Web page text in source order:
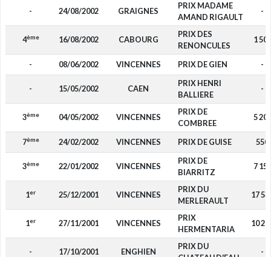
- 24/08/2002 GRAIGNES
PRIX MADAME
AMAND RIGAULT
-
4ème 16/08/2002 CABOURG
PRIX DES
RENONCULES
1 500
- 08/06/2002 VINCENNES PRIX DE GIEN -
- 15/05/2002 CAEN
PRIX HENRI
BALLIERE
-
3ème 04/05/2002 VINCENNES
PRIX DE
COMBREE
5 200
7ème 24/02/2002 VINCENNES PRIX DE GUISE 550
3ème 22/01/2002 VINCENNES
PRIX DE
BIARRITZ
7 150
1er 25/12/2001 VINCENNES
PRIX DU
MERLERAULT
17
1er 27/11/2001 VINCENNES
PRIX
HERMENTARIA
10
- 17/10/2001 ENGHIEN
PRIX DU
-